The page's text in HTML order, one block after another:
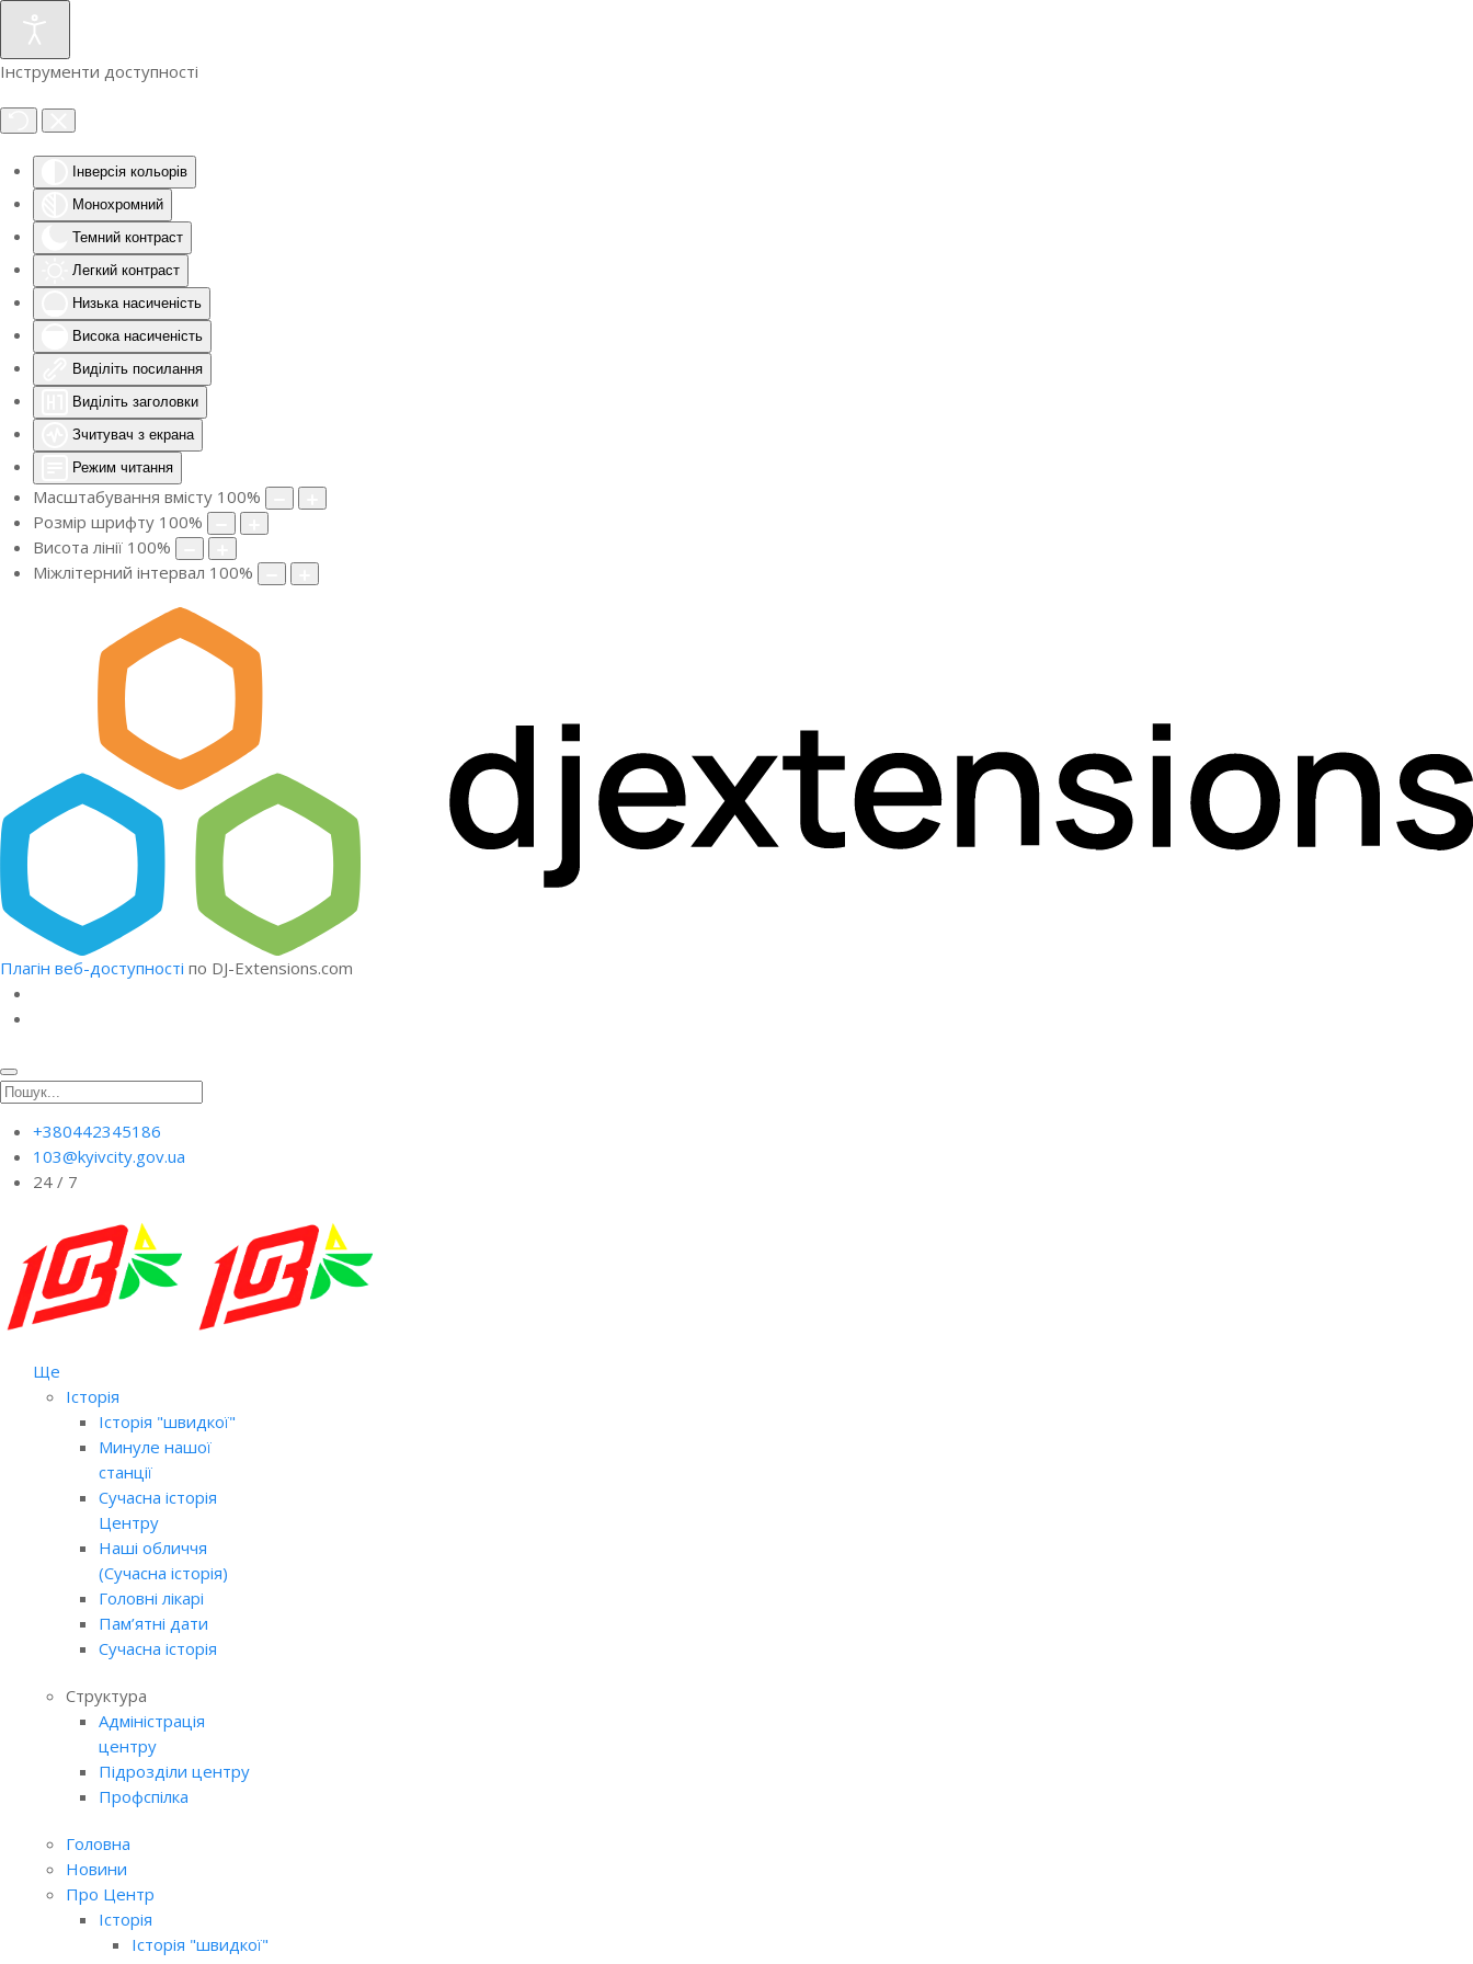
Інструменти доступності
Інверсія кольорів
Монохромний
Темний контраст
Легкий контраст
Низька насиченість
Висока насиченість
Виділіть посилання
Виділіть заголовки
Зчитувач з екрана
Режим читання
Масштабування вмісту 100%
Розмір шрифту 100%
Висота лінії 100%
Міжлітерний інтервал 100%
Плагін веб-доступності по DJ-Extensions.com
+380442345186
103@kyivcity.gov.ua
24 / 7
Ще
Історія
Історія "швидкої"
Минуле нашої
станції
Сучасна історія
Центру
Наші обличчя
(Сучасна історія)
Головні лікарі
Пам’ятні дати
Сучасна історія
Структура
Адміністрація
центру
Підрозділи центру
Профспілка
Головна
Новини
Про Центр
Історія
Історія "швидкої"